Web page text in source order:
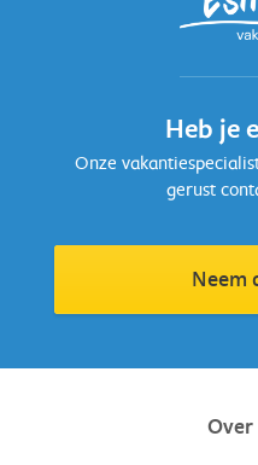
Heb je
Onze
gerust
Neem